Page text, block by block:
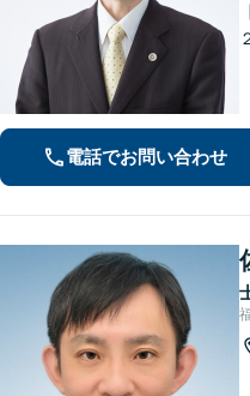
電話でお問い合わせ